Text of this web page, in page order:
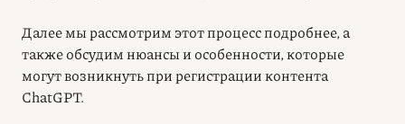
Далее мы рассмотрим этот процесс подробнее, а
также обсудим нюансы и особенности, которые
могут возникнуть при регистрации контента
ChatGPT.